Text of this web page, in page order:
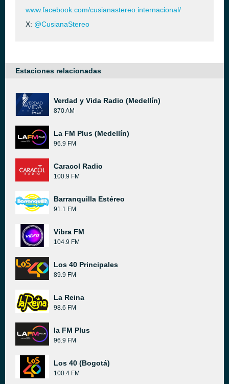
www.facebook.com/cusianastereo.internacional/
X: @CusianaStereo
Estaciones relacionadas
Verdad y Vida Radio (Medellín)
870 AM
La FM Plus (Medellín)
96.9 FM
Caracol Radio
100.9 FM
Barranquilla Estéreo
91.1 FM
Vibra FM
104.9 FM
Los 40 Principales
89.9 FM
La Reina
98.6 FM
la FM Plus
96.9 FM
Los 40 (Bogotá)
100.4 FM